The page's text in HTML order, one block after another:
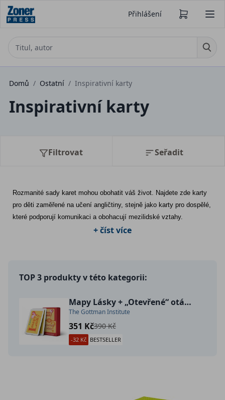
Přihlášení
Domů / Ostatní / Inspirativní karty
Inspirativní karty
Filtrovat Seřadit
Rozmanité sady karet mohou obohatit váš život. Najdete zde karty
pro děti zaměřené na učení angličtiny, stejně jako karty pro dospělé,
které podporují komunikaci a obohacují mezilidské vztahy.
+ číst více
TOP 3 produkty v této kategorii:
Mapy Lásky + „Otevřené“ otázky (dva balíčky karet v jednom)
The Gottman Institute
351 Kč390 Kč
-32 Kč BESTSELLER